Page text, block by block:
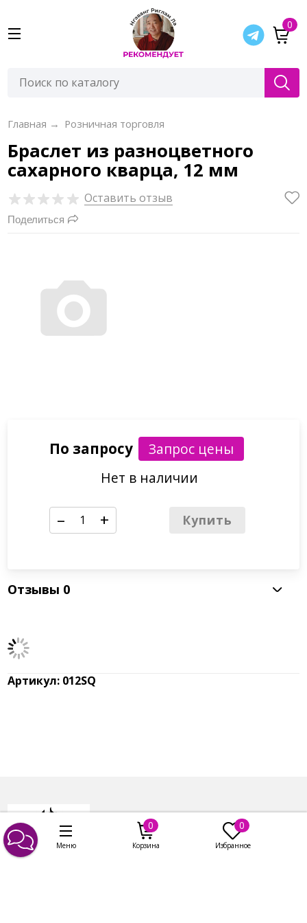
0
Главная → Розничная торговля
Браслет из разноцветного
сахарного кварца, 12 мм
Оставить отзыв
Поделиться
По запросу
Отзывы0
Меню
0
Корзина
0
Избранное